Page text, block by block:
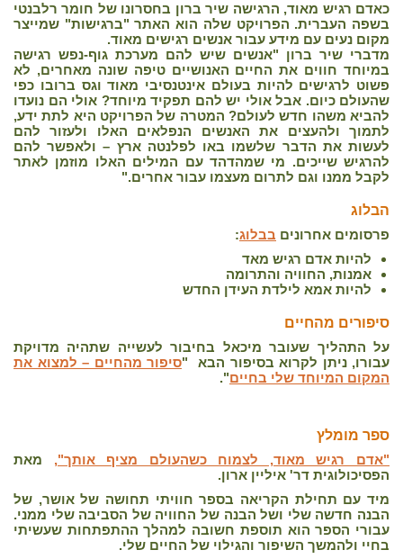
כאדם רגיש מאוד, הרגישה שיר ברון בחסרונו של חומר רלבנטי
בשפה העברית. הפרויקט שלה הוא האתר "ברגישות" שמייצר
מקום נעים עם מידע עבור אנשים רגישים מאוד.
מדברי שיר ברון "אנשים שיש להם מערכת גוף-נפש רגישה
במיוחד חווים את החיים האנושיים טיפה שונה מאחרים, לא
פשוט לרגישים להיות בעולם אינטנסיבי מאוד וגס ברובו כפי
שהעולם כיום. אבל אולי יש להם תפקיד מיוחד? אולי הם נועדו
להביא משהו חדש לעולם? המטרה של הפרויקט היא לתת ידע,
לתמוך ולהעצים את האנשים הנפלאים האלו ולעזור להם
לעשות את הדבר שלשמו באו לפלנטה ארץ – ולאפשר להם
להרגיש שייכים. מי שמהדהד עם המילים האלו מוזמן לאתר
לקבל ממנו וגם לתרום מעצמו עבור אחרים."
הבלוג
פרסומים אחרונים בבלוג:
להיות אדם רגיש מאד
אמנות, החוויה והתרומה
להיות אמא לילדת העידן החדש
סיפורים מהחיים
על התהליך שעובר מיכאל בחיבור לעשייה שתהיה מדויקת
עבורו, ניתן לקרוא בסיפור הבא "סיפור מהחיים – למצוא את
המקום המיוחד שלי בחיים".
ספר מומלץ
"אדם רגיש מאוד, לצמוח כשהעולם מציף אותך", מאת
הפסיכולוגית דר' איליין ארון.
מיד עם תחילת הקריאה בספר חוויתי תחושה של אושר, של
הבנה חדשה שלי ושל הבנה של החוויה של הסביבה שלי ממני.
עבורי הספר הוא תוספת חשובה למהלך ההתפתחות שעשיתי
בחיי ולהמשך השיפור והגילוי של החיים שלי.